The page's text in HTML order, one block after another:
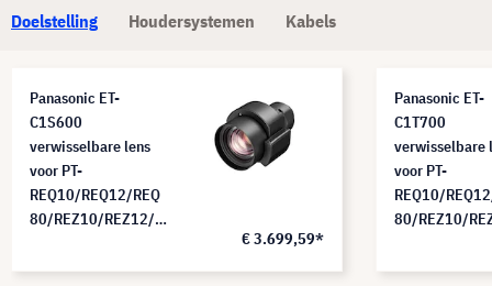
Doelstelling Houdersystemen Kabels
Panasonic ET-
C1S600
verwisselbare lens
voor PT-
REQ10/REQ12/REQ
80/REZ10/REZ12/R
€ 3.699,59*
Panasonic ET-
C1T700
verwisselbare
voor PT-
REQ10/
80/REZ10/